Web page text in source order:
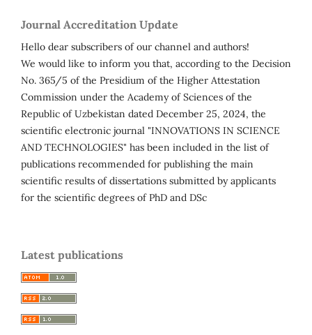
Journal Accreditation Update
Hello dear subscribers of our channel and authors!
We would like to inform you that, according to the Decision
No. 365/5 of the Presidium of the Higher Attestation
Commission under the Academy of Sciences of the
Republic of Uzbekistan dated December 25, 2024, the
scientific electronic journal "INNOVATIONS IN SCIENCE
AND TECHNOLOGIES" has been included in the list of
publications recommended for publishing the main
scientific results of dissertations submitted by applicants
for the scientific degrees of PhD and DSc
Latest publications